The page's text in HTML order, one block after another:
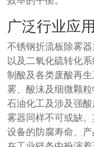
广泛行业应
不锈钢折流板除雾
以及二氧化硫转化
制酸及各类废酸再
雾、酸沫及细微颗
石油化工及涉及强
雾器同样不可或缺
设备的防腐寿命、